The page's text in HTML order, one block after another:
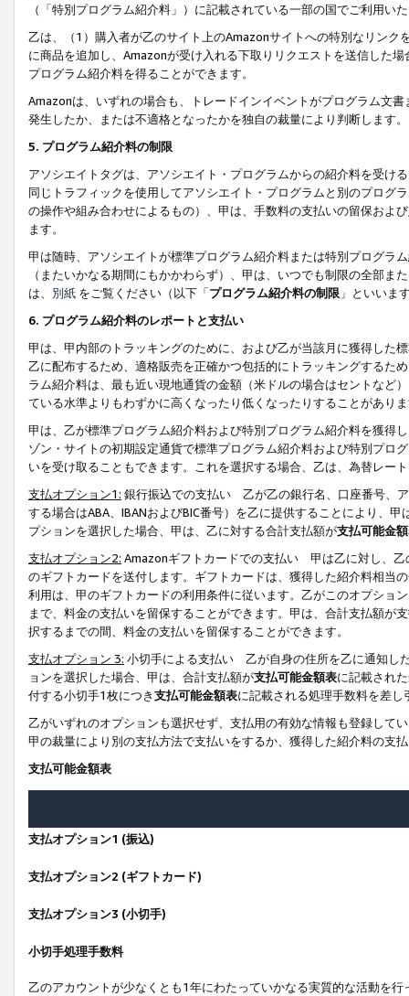
（「特別プログラム紹介料」）に記載されている一部の国でご利用い
乙は、（1）購入者が乙のサイト上のAmazonサイトへの特別なリン
に商品を追加し、Amazonが受け入れる下取りリクエストを送信した
プログラム紹介料を得ることができます。
Amazonは、いずれの場合も、トレードインイベントがプログラム文
発生したか、または不適格となったかを独自の裁量により判断します。
5. プログラム紹介料の制限
アソシエイトタグは、アソシエイト・プログラムからの紹介料を受け
同じトラフィックを使用してアソシエイト・プログラムと別のプログ
の操作や組み合わせによるもの）、甲は、手数料の支払いの留保およ
ます。
甲は随時、アソシエイトが標準プログラム紹介料または特別プログラ
（またいかなる期間にもかかわらず）、甲は、いつでも制限の全部
は、 別紙 をご覧ください（以下「プログラム紹介料の制限 」といいま
6. プログラム紹介料のレポートと支払い
甲は、甲内部のトラッキングのために、および乙が当該月に獲得した
乙に配布するため、適格販売を正確かつ包括的にトラッキングするた
ラム紹介料は、最も近い現地通貨の金額（米ドルの場合はセントなど
ている水準よりもわずかに高くなったり低くなったりすることがあり
甲は、乙が標準プログラム紹介料および特別プログラム紹介料を獲得
ゾン・サイトの初期設定通貨で標準プログラム紹介料および特別プロ
いを受け取ることもできます。これを選択する場合、乙は、為替レー
支払オプション1: 銀行振込での支払い 乙が乙の銀行名、口座番号、
する場合はABA、IBANおよびBIC番号）を乙に提供することにより、
プションを選択した場合、甲は、乙に対する合計支払額が支払可能金
支払オプション2: Amazonギフトカードでの支払い 甲は乙に対し、乙
のギフトカードを送付します。ギフトカードは、獲得した紹介料相当
利用は、甲のギフトカードの利用条件に従います。乙がこのオプショ
まで、料金の支払いを留保することができます。甲は、合計支払額が
択するまでの間、料金の支払いを留保することができます。
支払オプション 3: 小切手による支払い 乙が自身の住所を乙に通知し
ョンを選択した場合、甲は、合計支払額が支払可能金額表に記載され
付する小切手1枚につき支払可能金額表に記載される処理手数料を差し
乙がいずれのオプションも選択せず、支払用の有効な情報も登録して
甲の裁量により別の支払方法で支払いをするか、獲得した紹介料の支
支払可能金額表
支払オプション1 (振込)
支払オプション2 (ギフトカード)
支払オプション3 (小切手)
小切手処理手数料
乙のアカウントが少なくとも1年にわたっていかなる実質的な活動を